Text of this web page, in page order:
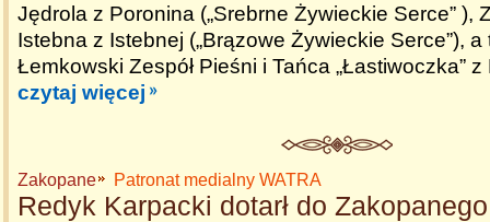
Jędrola z Poronina („Srebrne Żywieckie Serce” ),
Istebna z Istebnej („Brązowe Żywieckie Serce”),
Łemkowski Zespół Pieśni i Tańca „Łastiwoczka”
czytaj więcej
Zakopane Patronat medialny WATRA
Redyk Karpacki dotarł do Zakopanego